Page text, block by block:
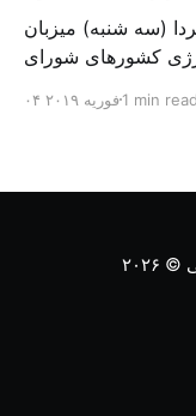
(سه شنبه) میزبان
کشورهای شورای
در این کنفرانس
۰۴ فوریه ۲۰۱۹1 min read
© ۲۰۲۶